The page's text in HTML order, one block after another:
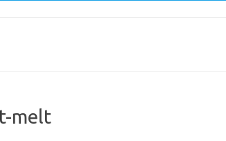
melt